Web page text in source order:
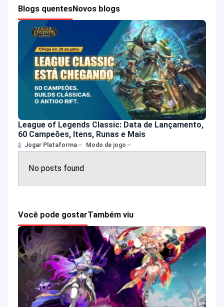
Blogs quentesNovos blogs
League of Legends Classic: Data de Lançamento,
60 Campeões, Itens, Runas e Mais
Jogar Plataforma Modo de jogo
No posts found
Você pode gostarTambém viu